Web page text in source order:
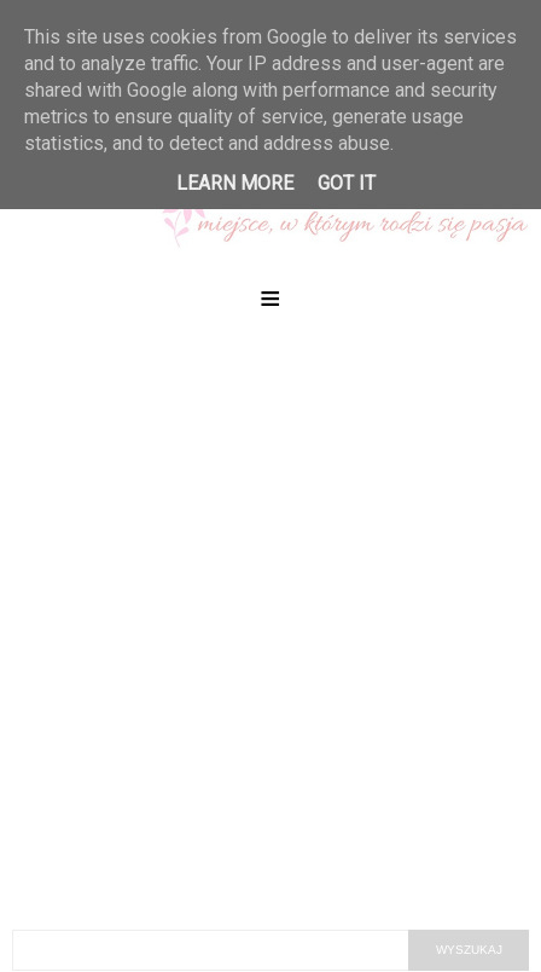
≡
This site uses cookies from Google to deliver its services
and to analyze traffic. Your IP address and user-agent are
shared with Google along with performance and security
metrics to ensure quality of service, generate usage
statistics, and to detect and address abuse.
LEARN MORE
GOT IT